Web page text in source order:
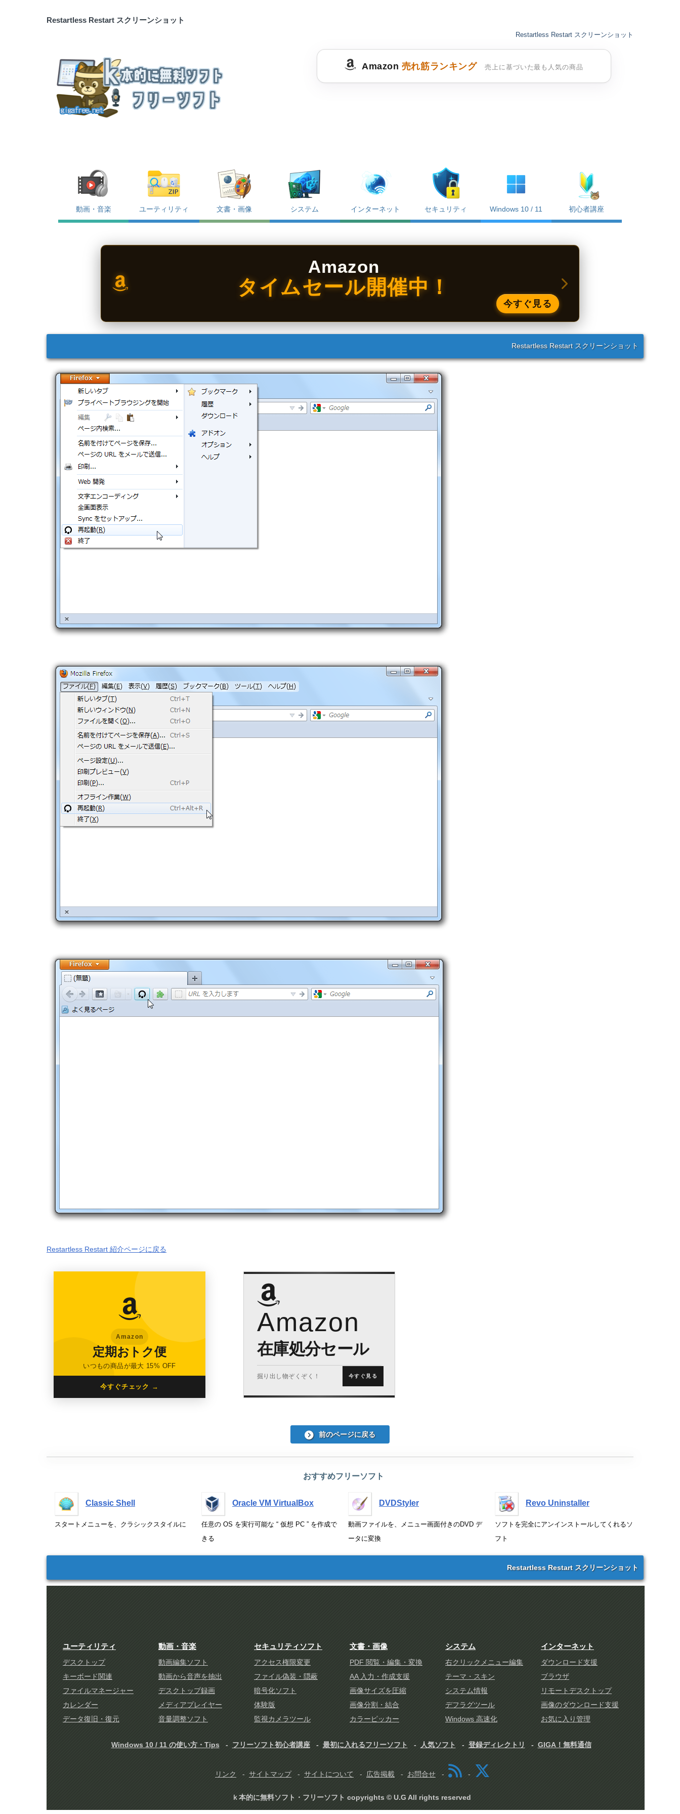
Restartless Restart スクリーンショット
Restartless Restart スクリーンショット
Amazon 売れ筋ランキング 売上に基づいた最も人気の商品
動画・音楽 ユーティリティ 文書・画像 システム インターネット セキュリティ Windows 10 / 11 初心者講座
Amazon
タイムセール開催中！
今すぐ見る
Restartless Restart スクリーンショット
Restartless Restart 紹介ページに戻る
Amazon
定期おトク便
いつもの商品が最大 15% OFF
今すぐチェック →
Amazon
在庫処分セール
掘り出し物ぞくぞく！ 今すぐ見る
前のページに戻る
おすすめフリーソフト
Classic Shell
スタートメニューを、クラシックスタイルに
Oracle VM VirtualBox
任意の OS を実行可能な “ 仮想 PC ” を作成で
きる
DVDStyler
動画ファイルを、メニュー画面付きのDVD デ
ータに変換
Revo Uninstaller
ソフトを完全にアンインストールしてくれるソ
フト
Restartless Restart スクリーンショット
ユーティリティ
デスクトップ
キーボード関連
ファイルマネージャー
カレンダー
データ復旧・復元
動画・音楽
動画編集ソフト
動画から音声を抽出
デスクトップ録画
メディアプレイヤー
音量調整ソフト
セキュリティソフト
アクセス権限変更
ファイル偽装・隠蔽
暗号化ソフト
体験版
監視カメラツール
文書・画像
PDF 閲覧・編集・変換
AA 入力・作成支援
画像サイズを圧縮
画像分割・結合
カラーピッカー
システム
右クリックメニュー編集
テーマ・スキン
システム情報
デフラグツール
Windows 高速化
インターネット
ダウンロード支援
ブラウザ
リモートデスクトップ
画像のダウンロード支援
お気に入り管理
Windows 10 / 11 の使い方・Tips フリーソフト初心者講座 最初に入れるフリーソフト 人気ソフト 登録ディレクトリ GIGA！無料通信
リンク サイトマップ サイトについて 広告掲載 お問合せ
ｋ本的に無料ソフト・フリーソフト copyrights © U.G All rights reserved